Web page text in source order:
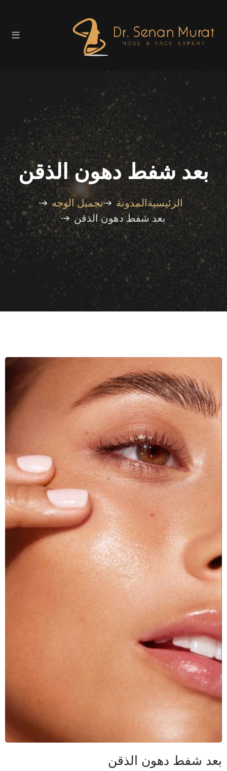
بعد شفط دهون الذقن
الرئيسيةالمدونة
تجميل الوجه
بعد شفط دهون الذقن
بعد شفط دهون الذقن